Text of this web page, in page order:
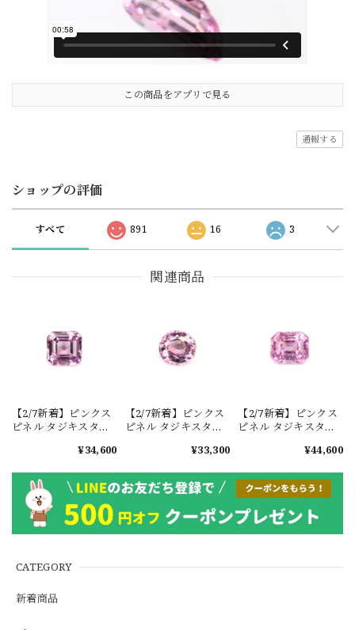
CATEGORY
新着商品
この商品をアプリで見る
通報する
ショップの評価
すべて 891 16 3
関連商品
【2/7新着】ピンクス
ピネル タジキスタン
¥34,600
【2/7新着】ピンクス
ピネル タジキスタン
¥33,300
【2/7新着】ピンクス
ピネル タジキスタン
¥44,600